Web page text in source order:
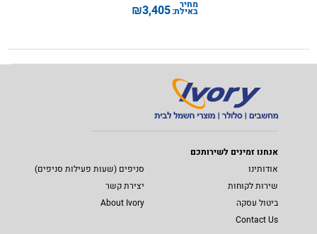
מחיר
באילת:3,405
₪
אנחנו זמינים לשירותכם
אודותינו
סניפים (שעות פעילות סניפים)
שירות לקוחות
יצירת קשר
ביטול עסקה
About Ivory
Contact Us